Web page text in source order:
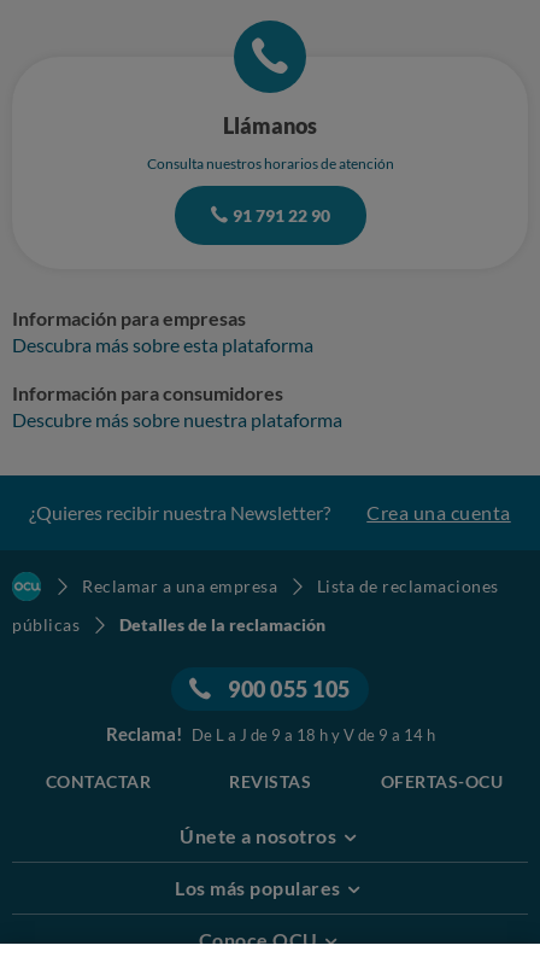
Llámanos
Consulta nuestros horarios de atención
91 791 22 90
Información para empresas
Descubra más sobre esta plataforma
Información para consumidores
Descubre más sobre nuestra plataforma
¿Quieres recibir nuestra Newsletter? Crea una cuenta
Reclamar a una empresa
Lista de reclamaciones
públicas
Detalles de la reclamación
900 055 105
Reclama! De L a J de 9 a 18 h y V de 9 a 14 h
CONTACTAR REVISTAS OFERTAS-OCU
Únete a nosotros
Los más populares
Conoce OCU